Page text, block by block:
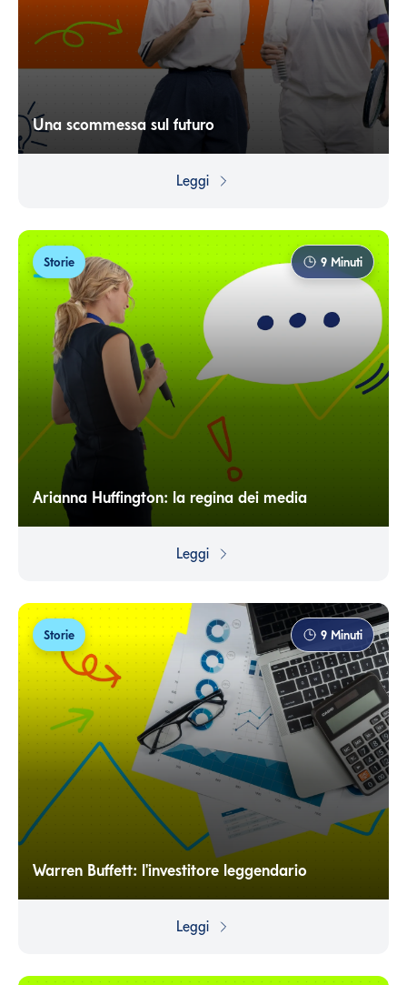
Una scommessa sul futuro
L'età che avanza può spingere a pensare che non valga
realtà non è mai troppo tardi per iniziare a risparmiare.
Leggi
Storie 9 Minuti
Arianna Huffington: la regina dei media
Come una donna greca, con un passato da scrittrice e
Leggi
Storie 9 Minuti
Warren Buffett: l'investitore leggendario
Leggi